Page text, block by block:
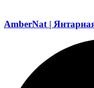
AmberNat |